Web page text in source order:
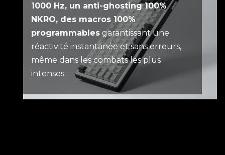
1000 Hz, un anti-ghosting 100%
NKRO, des macros 100%
programmables garantissant une
réactivité instantanée et sans erreurs,
même dans les combats les plus
intenses.